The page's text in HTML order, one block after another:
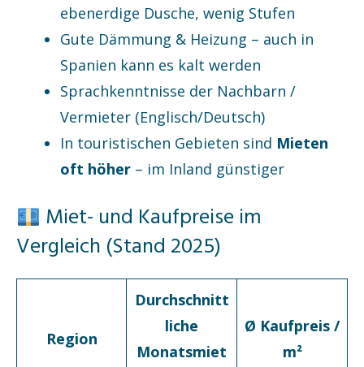
ebenerdige Dusche, wenig Stufen
Gute Dämmung & Heizung – auch in
Spanien kann es kalt werden
Sprachkenntnisse der Nachbarn /
Vermieter (Englisch/Deutsch)
In touristischen Gebieten sind Mieten
oft höher – im Inland günstiger
Miet- und Kaufpreise im
Vergleich (Stand 2025)
Region
Durchschnitt
liche
Monatsmiet
Ø Kaufpreis /
m²